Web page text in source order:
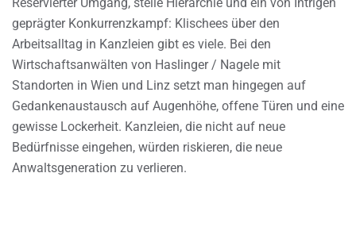
Reservierter Umgang, steile Hierarchie und ein von Intrigen
geprägter Konkurrenzkampf: Klischees über den
Arbeitsalltag in Kanzleien gibt es viele. Bei den
Wirtschaftsanwälten von Haslinger / Nagele mit
Standorten in Wien und Linz setzt man hingegen auf
Gedankenaustausch auf Augenhöhe, offene Türen und eine
gewisse Lockerheit. Kanzleien, die nicht auf neue
Bedürfnisse eingehen, würden riskieren, die neue
Anwaltsgeneration zu verlieren.